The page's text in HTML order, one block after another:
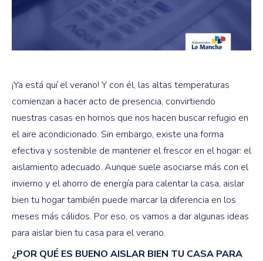
¡Ya está quí el verano! Y con él, las altas temperaturas
comienzan a hacer acto de presencia, convirtiendo
nuestras casas en hornos que nos hacen buscar refugio en
el aire acondicionado. Sin embargo, existe una forma
efectiva y sostenible de mantener el frescor en el hogar: el
aislamiento adecuado. Aunque suele asociarse más con el
invierno y el ahorro de energía para calentar la casa, aislar
bien tu hogar también puede marcar la diferencia en los
meses más cálidos. Por eso, os vamos a dar algunas ideas
para aislar bien tu casa para el verano.
¿POR QUÉ ES BUENO AISLAR BIEN TU CASA PARA